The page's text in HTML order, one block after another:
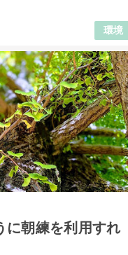
環境
に朝練を利用すれ